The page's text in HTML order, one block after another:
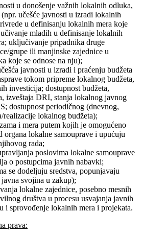
u donošenje važnih lokalnih odluka,
učešće javnosti u izradi lokalnih
u definisanju lokalnih mera koje
mladih u definisanje lokalnih
uključivanje pripadnika druge
grupe ili manjinske zajednice u
koje se odnose na nju);
javnosti u izradi i praćenju budžeta
tokom pripreme lokalnog budžeta,
investicija; dostupnost budžeta,
izveštaja DRI, stanja lokalnog javnog
dostupnost periodičnog (dnevnog,
realizacije lokalnog budžeta);
i mera putem kojih je omogućeno
organa lokalne samouprave i upućuju
rada;
poslovima lokalne samouprave
o postupcima javnih nabavki;
se dodeljuju sredstva, popunjavaju
svojina u zakup);
lokalne zajednice, posebno mesnih
društva u procesu usvajanja javnih
i sprovođenje lokalnih mera i projekata.
prava: